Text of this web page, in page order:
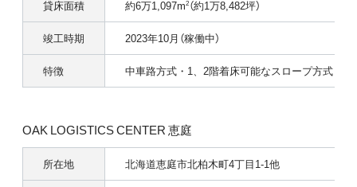
貸床面積 約6万1,097m2（約1万8,482坪）
竣工時期 2023年10月（稼働中）
特徴 中車路方式・1、2階着床可能なスロープ方式
OAK LOGISTICS CENTER 恵庭
所在地 北海道恵庭市北柏木町4丁目1-1他